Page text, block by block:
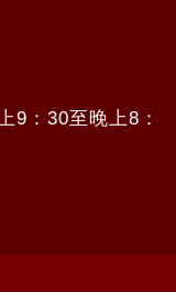
9：30至晚上8：